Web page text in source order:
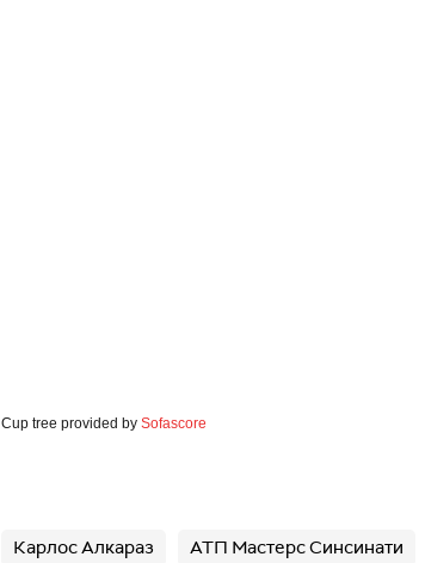
Cup tree provided by Sofascore
Карлос Алкараз АТП Мастерс Синсинати